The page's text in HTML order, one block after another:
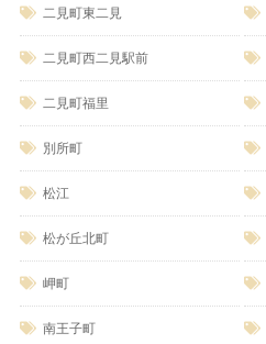
二見町東二見
二見町西二見駅前
二見町福里
別所町
松江
松が丘北町
岬町
南王子町